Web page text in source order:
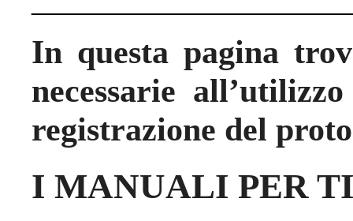
In questa pagina
necessarie
registrazione del
I MANUALI PER